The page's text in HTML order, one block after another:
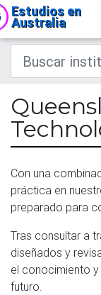
Estudios en
Australia
Con una
práctica en
preparado para
Tras consultar a
diseñados y
el conocimiento y
futuro.